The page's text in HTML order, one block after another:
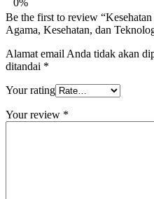
0%
Be the first to review
Agama, Kesehatan, dan
Alamat email Anda tidak akan
ditandai *
Your rating
Your review *